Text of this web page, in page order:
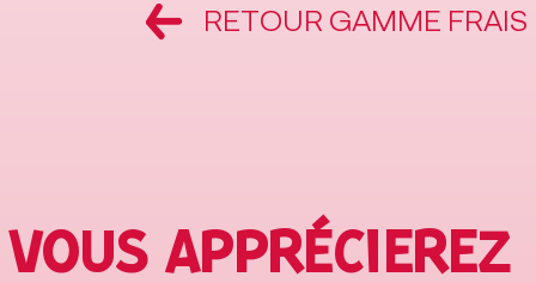
RETOUR GAMME FRAIS
VOUS APPRÉCIEREZ